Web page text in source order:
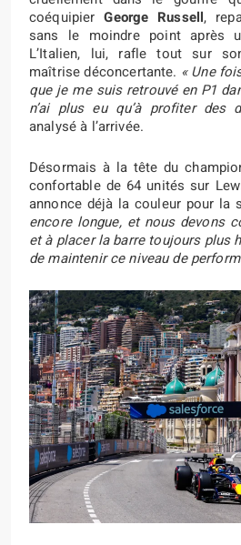
coéquipierGeorge Russell,
sans le moindre point après
L’Italien, lui, rafle tout sur
maîtrise déconcertante. « Une
que je me suis retrouvé en P1
n’ai plus eu qu’à profiter des
analysé à l’arrivée.
Désormais à la tête du
confortable de 64 unités sur
annonce déjà la couleur pour la
encore longue, et nous devons
et à placer la barre toujours plus
de maintenir ce niveau de